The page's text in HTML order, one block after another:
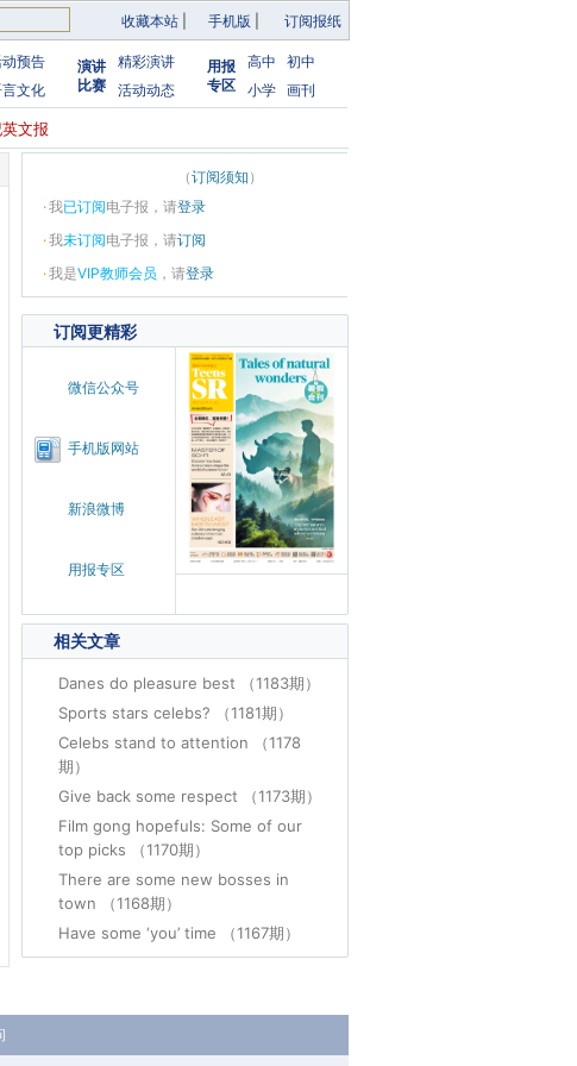
收藏本站 手机版 订阅报纸
预告
文化
演讲
比赛
精彩演讲
活动动态
用报
专区
高中
初中
小学 画刊
文报
（订阅须知 ）
·我已订阅电子报，请登录
·我未订阅电子报，请订阅
·我是VIP教师会员 ，请登录
订阅更精彩
微信公众号
手机版网站
新浪微博
用报专区
相关文章
Danes do pleasure best （1183期）
Sports stars celebs? （1181期）
Celebs stand to attention （1178
期）
Give back some respect （1173期）
Film gong hopefuls: Some of our
top picks （1170期）
There are some new bosses in
town （1168期）
Have some ‘you’ time （1167期）